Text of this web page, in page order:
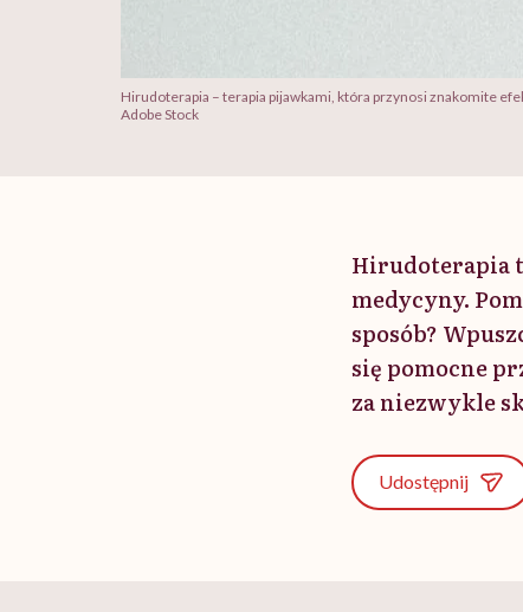
Hirudoterapia – terapia pijawkami, która przynosi znakomite
Adobe Stock
Hirudoterapia
medycyny.
sposób?
się pomocne
za niezwykle
Udostępnij